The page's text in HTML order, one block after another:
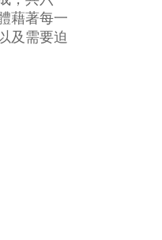
藉著每一
及需要迫